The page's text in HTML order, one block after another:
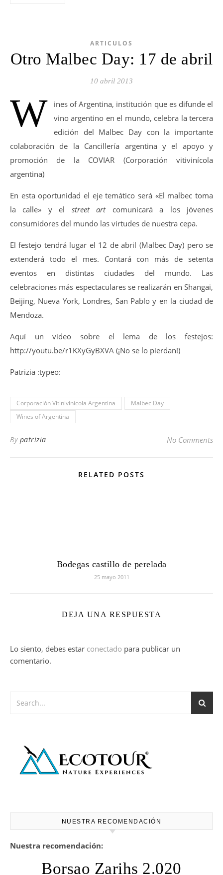
ARTICULOS
Otro Malbec Day: 17 de abril
10 abril 2013
W
ines of Argentina, institución que es difunde el
vino argentino en el mundo, celebra la tercera
edición del Malbec Day con la importante
colaboración de la Cancillería argentina y el apoyo y
promoción de la COVIAR (Corporación vitivinícola
argentina)
En esta oportunidad el eje temático será «El malbec toma
la calle» y el street artcomunicará a los jóvenes
consumidores del mundo las virtudes de nuestra cepa.
El festejo tendrá lugar el 12 de abril (Malbec Day) pero se
extenderá todo el mes. Contará con más de setenta
eventos en distintas ciudades del mundo. Las
celebraciones más espectaculares se realizarán en Shangai,
Beijing, Nueva York, Londres, San Pablo y en la ciudad de
Mendoza.
Aquí un video sobre el lema de los festejos:
http://youtu.be/r1KXyGyBXVA (¡No se lo pierdan!)
Patrizia :typeo:
Corporación Vitinivinícola Argentina
Malbec Day
Wines of Argentina
By patrizia No Comments
RELATED POSTS
Bodegas castillo de perelada
25 mayo 2011
DEJA UNA RESPUESTA
Lo siento, debes estar conectado para publicar un
comentario.
NUESTRA RECOMENDACIÓN
Nuestra recomendación:
Borsao Zarihs 2.020